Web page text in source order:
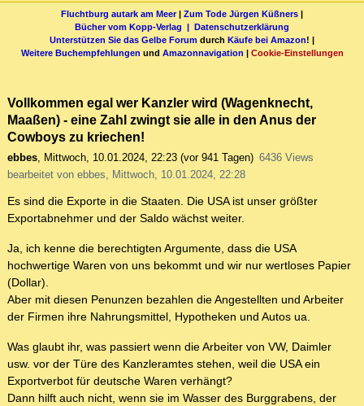
Fluchtburg autark am Meer| Zum Tode Jürgen Küßners |
Bücher vom Kopp-Verlag | Datenschutzerklärung
Unterstützen Sie das Gelbe Forum durch Käufe bei Amazon! |
Weitere Buchempfehlungen und Amazonnavigation | Cookie-Einstellungen
Vollkommen egal wer Kanzler wird (Wagenknecht,
Maaßen) - eine Zahl zwingt sie alle in den Anus der
Cowboys zu kriechen!
ebbes, Mittwoch, 10.01.2024, 22:23 (vor 941 Tagen) 6436 Views
bearbeitet von ebbes, Mittwoch, 10.01.2024, 22:28
Es sind die Exporte in die Staaten. Die USA ist unser größter
Exportabnehmer und der Saldo wächst weiter.
Ja, ich kenne die berechtigten Argumente, dass die USA
hochwertige Waren von uns bekommt und wir nur wertloses Papier
(Dollar).
Aber mit diesen Penunzen bezahlen die Angestellten und Arbeiter
der Firmen ihre Nahrungsmittel, Hypotheken und Autos ua.
Was glaubt ihr, was passiert wenn die Arbeiter von VW, Daimler
usw. vor der Türe des Kanzleramtes stehen, weil die USA ein
Exportverbot für deutsche Waren verhängt?
Dann hilft auch nicht, wenn sie im Wasser des Burggrabens, der